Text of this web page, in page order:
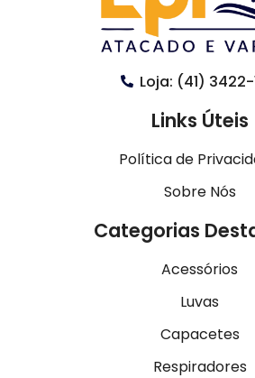
Loja: (41) 3422-
Links Úteis
Política de
Sobre Nós
Categorias
Acessórios
Luvas
Capacetes
Respiradores